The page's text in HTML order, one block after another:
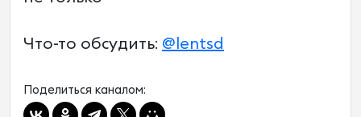
Что-то обсудить: @lentsd
Поделиться каналом: